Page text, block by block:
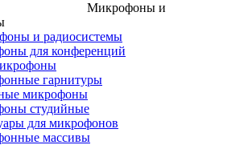
Микрофоны и
и радиосистемы
для конференций
гарнитуры
микрофоны
студийные
для микрофонов
массивы